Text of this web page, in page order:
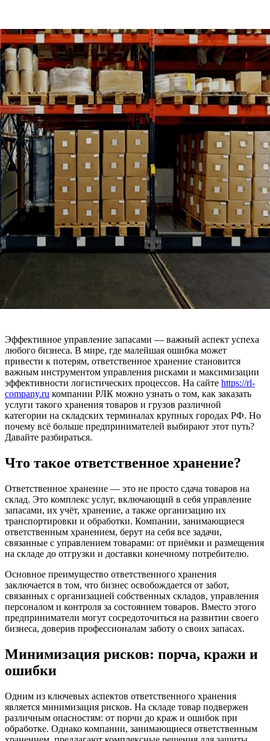
Эффективное управление запасами — важный аспект успеха
любого бизнеса. В мире, где малейшая ошибка может
привести к потерям, ответственное хранение становится
важным инструментом управления рисками и максимизации
эффективности логистических процессов. На сайте https://rl-
company.ru компании РЛК можно узнать о том, как заказать
услуги такого хранения товаров и грузов различной
категории на складских терминалах крупных городах РФ. Но
почему всё больше предпринимателей выбирают этот путь?
Давайте разбираться.
Что такое ответственное хранение?
Ответственное хранение — это не просто сдача товаров на
склад. Это комплекс услуг, включающий в себя управление
запасами, их учёт, хранение, а также организацию их
транспортировки и обработки. Компании, занимающиеся
ответственным хранением, берут на себя все задачи,
связанные с управлением товарами: от приёмки и размещения
на складе до отгрузки и доставки конечному потребителю.
Основное преимущество ответственного хранения
заключается в том, что бизнес освобождается от забот,
связанных с организацией собственных складов, управления
персоналом и контроля за состоянием товаров. Вместо этого
предприниматели могут сосредоточиться на развитии своего
бизнеса, доверив профессионалам заботу о своих запасах.
Минимизация рисков: порча, кражи и
ошибки
Одним из ключевых аспектов ответственного хранения
является минимизация рисков. На складе товар подвержен
различным опасностям: от порчи до краж и ошибок при
обработке. Однако компании, занимающиеся ответственным